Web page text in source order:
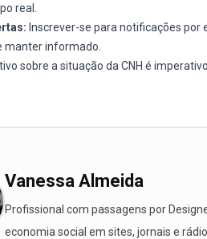
real.
Inscrever-se para notificações
manter informado.
sobre a situação da CNH é
Vanessa Almeida
Profissional com passagens por
economia social em sites, jornais e